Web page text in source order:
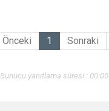
Önceki 1 Sonraki
Sunucu yanıtlama süresi : 00:00